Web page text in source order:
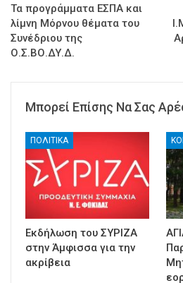
Τα προγράμματα ΕΣΠΑ και
λίμνη Μόρνου θέματα του
Συνέδριου της
Ο.Σ.ΒΟ.ΔΥ.Δ.
Μπορεί Επίσης Να Σας
ΠΟΛΙΤΙΚΑ
Εκδήλωση του ΣΥΡΙΖΑ
στην Άμφισσα για την
ακρίβεια